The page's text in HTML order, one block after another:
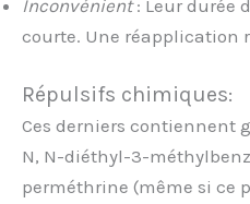
Inconvénient: Leur durée
courte. Une réapplication
Répulsifs chimiques:
Ces derniers contiennent
N, N-diéthyl-3-
perméthrine (même si ce